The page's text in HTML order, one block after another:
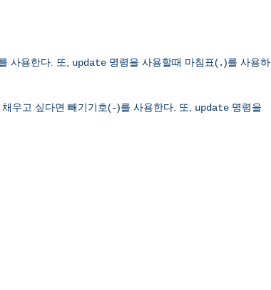
사용한다. 또, update 명령을 사용할때 마침표(.)를 사용하
우고 싶다면 빼기기호(-)를 사용한다. 또, update 명령을